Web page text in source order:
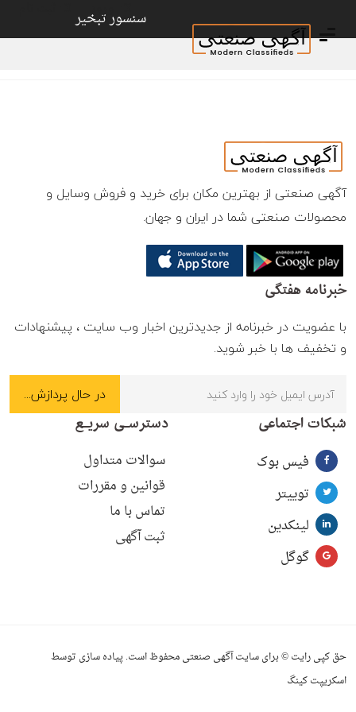
ورود
سنسور تبخیر
آگهی صنعتی از بهترین مکان برای خرید و فروش وسایل و
محصولات صنعتی شما در ایران و جهان.
خبرنامه هفتگی
با عضویت در خبرنامه از جدیدترین اخبار وب سایت ، پیشنهادات
و تخفیف ها با خبر شوید.
شبکات اجتماعی
فیس بوک
توییتر
لینکدین
گوگل
دسترسـی سریـع
سوالات متداول
قوانین و مقررات
تماس با ما
ثبت آگهی
حق کپی رایت © برای سایت آگهی صنعتی محفوظ است. پیاده سازی توسط
اسکریپت کینگ